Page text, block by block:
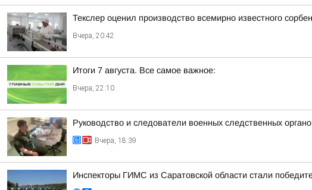
Текслер оценил производство всемирно известного
Вчера, 20:42
Итоги 7 августа. Все самое важное:
Вчера, 22:10
Руководство и следователи военных следственных
Вчера, 18:39
Инспекторы ГИМС из Саратовской области стали